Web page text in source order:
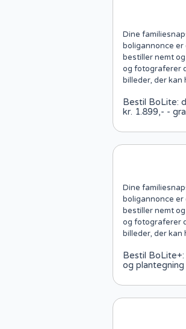
Dine
boligannonce
bestiller nemt
og fotograferer
billeder, der
Bestil BoLite:
kr. 1.899,- -
Dine
boligannonce
bestiller nemt
og fotograferer
billeder, der
Bestil
og